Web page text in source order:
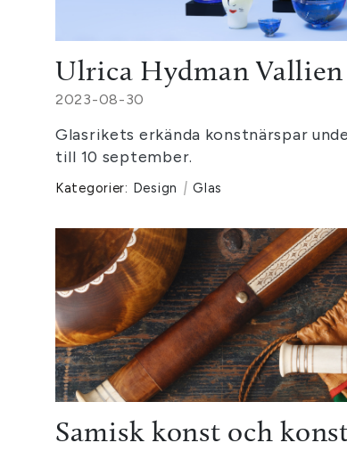
Ulrica Hydman
2023-08-30
Glasrikets erkända konstnärspar
till 10 september.
Kategorier: Design | Glas
Samisk konst och